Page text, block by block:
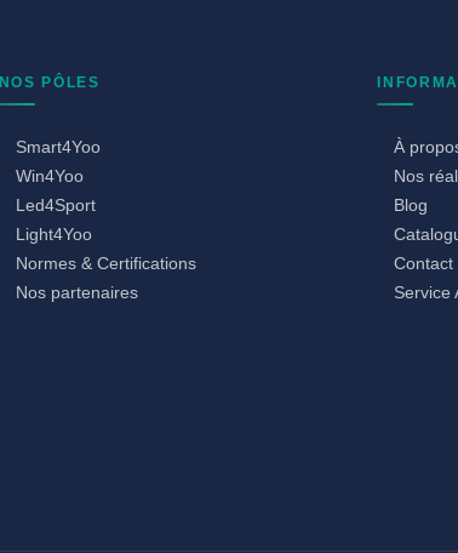
NOS PÔLES
Smart4Yoo
Win4Yoo
Led4Sport
Light4Yoo
Normes & Certifications
Nos partenaires
À
Nos
Blog
Contact
Service